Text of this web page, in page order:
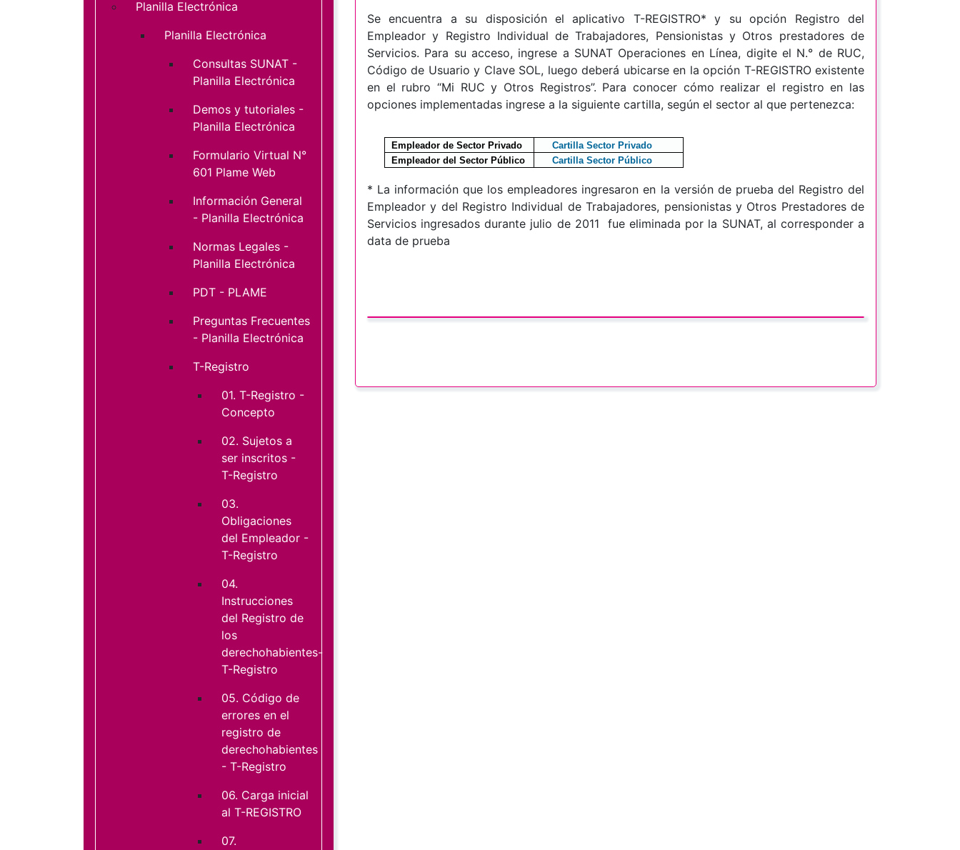
Se encuentra a su disposición el aplicativo T-REGISTRO* y su opción Registro del
Empleador y Registro Individual de Trabajadores, Pensionistas y Otros prestadores de
Servicios. Para su acceso, ingrese a SUNAT Operaciones en Línea, digite el N.° de RUC,
Código de Usuario y Clave SOL, luego deberá ubicarse en la opción T-REGISTRO existente
en el rubro “Mi RUC y Otros Registros”. Para conocer cómo realizar el registro en las
opciones implementadas ingrese a la siguiente cartilla, según el sector al que pertenezca:
Empleador de Sector Privado
Cartilla Sector Privado
Empleador del Sector Público
Cartilla Sector Público
* La información que los empleadores ingresaron en la versión de prueba del Registro del
Empleador y del Registro Individual de Trabajadores, pensionistas y Otros Prestadores de
Servicios ingresados durante julio de 2011 fue eliminada por la SUNAT, al corresponder a
data de prueba
Planilla Electrónica
Planilla Electrónica
Consultas SUNAT -
Planilla Electrónica
Demos y tutoriales -
Planilla Electrónica
Formulario Virtual N°
601 Plame Web
Información General
- Planilla Electrónica
Normas Legales -
Planilla Electrónica
PDT - PLAME
Preguntas Frecuentes
- Planilla Electrónica
T-Registro
01. T-Registro -
Concepto
02. Sujetos a
ser inscritos -
T-Registro
03.
Obligaciones
del Empleador -
T-Registro
04.
Instrucciones
del Registro de
los
derechohabientes-
T-Registro
05. Código de
errores en el
registro de
derechohabientes
- T-Registro
06. Carga inicial
al T-REGISTRO
07.